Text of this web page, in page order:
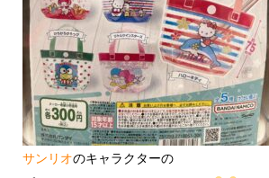
サンリオのキャラクターの